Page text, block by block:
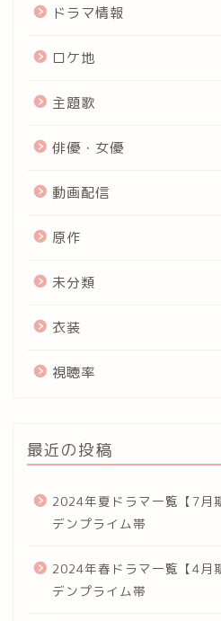
ドラマ情報
ロケ地
主題歌
俳優・女優
動画配信
原作
未分類
衣装
視聴率
最近の投稿
2024年夏ドラマ一覧【7月
デンプライム帯
2024年春ドラマ一覧【4月
デンプライム帯